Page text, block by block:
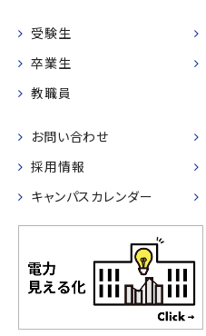
受験生
卒業生
教職員
お問い合わせ
採用情報
キャンパスカレンダー